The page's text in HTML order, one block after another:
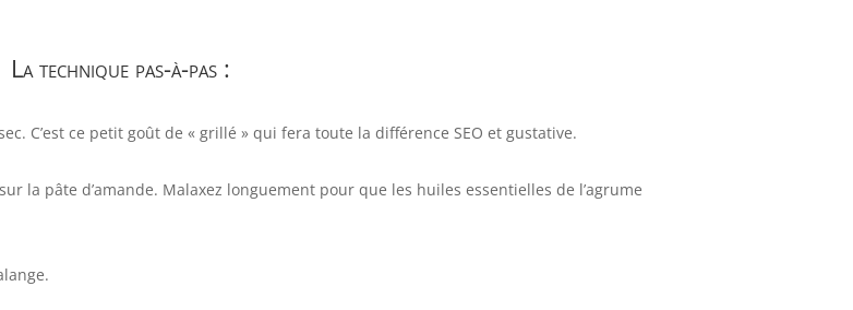
La technique pas-à-pas :
C’est ce petit goût de « grillé » qui fera toute la différence SEO et gustative.
la pâte d’amande. Malaxez longuement pour que les huiles essentielles de l’agrume